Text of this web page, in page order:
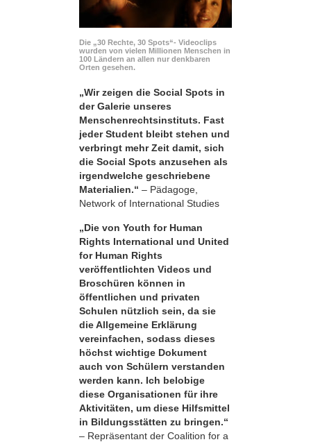
Die „30 Rechte, 30 Spots“- Videoclips
wurden von vielen Millionen Menschen in
100 Ländern an allen nur denkbaren
Orten gesehen.
„Wir zeigen die Social Spots in
der Galerie unseres
Menschenrechtsinstituts. Fast
jeder Student bleibt stehen und
verbringt mehr Zeit damit, sich
die Social Spots anzusehen als
irgendwelche geschriebene
Materialien.“ – Pädagoge,
Network of International Studies
„Die von Youth for Human
Rights International und United
for Human Rights
veröffentlichten Videos und
Broschüren können in
öffentlichen und privaten
Schulen nützlich sein, da sie
die Allgemeine Erklärung
vereinfachen, sodass dieses
höchst wichtige Dokument
auch von Schülern verstanden
werden kann. Ich belobige
diese Organisationen für ihre
Aktivitäten, um diese Hilfsmittel
in Bildungsstätten zu bringen.“
– Repräsentant der Coalition for a